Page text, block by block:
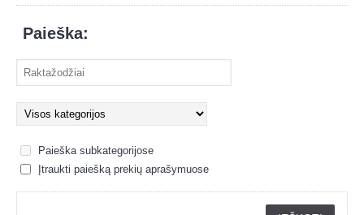
Paieška:
Paieška subkategorijose
Įtraukti paiešką prekių aprašymuose